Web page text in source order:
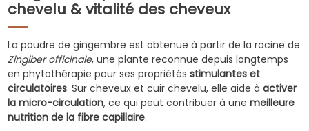
chevelu & vitalité des cheveux
La poudre de gingembre est obtenue à partir de la racine de
Zingiber officinale, une plante reconnue depuis longtemps
en phytothérapie pour ses propriétés stimulantes et
circulatoires. Sur cheveux et cuir chevelu, elle aide à activer
la micro-circulation, ce qui peut contribuer à une meilleure
nutrition de la fibre capillaire.